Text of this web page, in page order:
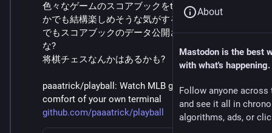
色々なゲームのスコアブックをterminalに垂れ流すと
かでも結構楽しめそうな気がする
でもスコアブックのデータ公開されてるとこあるか
な?
将棋チェスなんかはあるかも?
paaatrick/playball: Watch MLB games from the
comfort of your own terminal
github.com/paaatrick/playball
About
Mastodon is the best
with what's happening.
Follow anyone across
and see it all in
algorithms, ads, or